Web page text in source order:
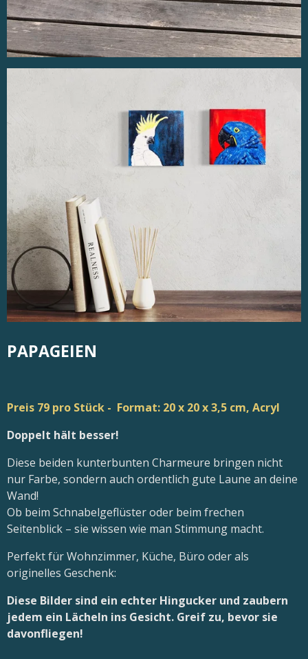
PAPAGEIEN
Preis 79 pro Stück - Format: 20 x 20 x 3,5 cm, Acryl
Doppelt hält besser!
Diese beiden kunterbunten Charmeure bringen nicht
nur Farbe, sondern auch ordentlich gute Laune an deine
Wand!
Ob beim Schnabelgeflüster oder beim frechen
Seitenblick – sie wissen wie man Stimmung macht.
Perfekt für Wohnzimmer, Küche, Büro oder als
originelles Geschenk:
Diese Bilder sind ein echter Hingucker und zaubern
jedem ein Lächeln ins Gesicht. Greif zu, bevor sie
davonfliegen!